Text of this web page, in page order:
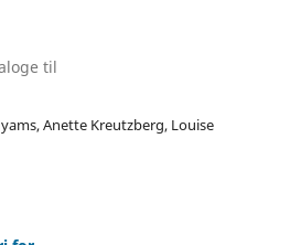
til
Anette Kreutzberg, Louise